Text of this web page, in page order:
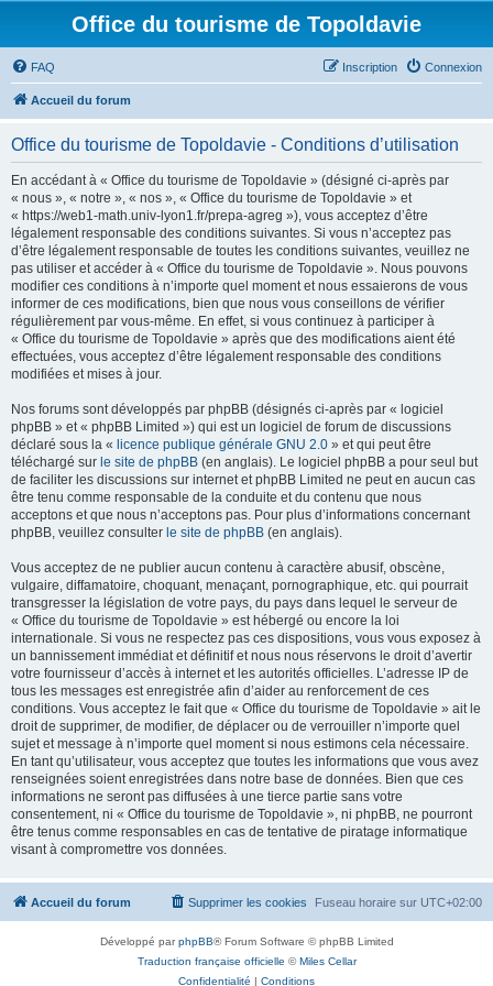
Office du tourisme de Topoldavie
FAQ Connexion
Inscription
Accueil du forum
Office du tourisme de Topoldavie - Conditions d’utilisation
En accédant à « Office du tourisme de Topoldavie » (désigné ci-après par
« nous », « notre », « nos », « Office du tourisme de Topoldavie » et
« https://web1-math.univ-lyon1.fr/prepa-agreg »), vous acceptez d’être
légalement responsable des conditions suivantes. Si vous n’acceptez pas
d’être légalement responsable de toutes les conditions suivantes, veuillez ne
pas utiliser et accéder à « Office du tourisme de Topoldavie ». Nous pouvons
modifier ces conditions à n’importe quel moment et nous essaierons de vous
informer de ces modifications, bien que nous vous conseillons de vérifier
régulièrement par vous-même. En effet, si vous continuez à participer à
« Office du tourisme de Topoldavie » après que des modifications aient été
effectuées, vous acceptez d’être légalement responsable des conditions
modifiées et mises à jour.
Nos forums sont développés par phpBB (désignés ci-après par « logiciel
phpBB » et « phpBB Limited ») qui est un logiciel de forum de discussions
déclaré sous la « licence publique générale GNU 2.0 » et qui peut être
téléchargé sur le site de phpBB (en anglais). Le logiciel phpBB a pour seul but
de faciliter les discussions sur internet et phpBB Limited ne peut en aucun cas
être tenu comme responsable de la conduite et du contenu que nous
acceptons et que nous n’acceptons pas. Pour plus d’informations concernant
phpBB, veuillez consulter le site de phpBB (en anglais).
Vous acceptez de ne publier aucun contenu à caractère abusif, obscène,
vulgaire, diffamatoire, choquant, menaçant, pornographique, etc. qui pourrait
transgresser la législation de votre pays, du pays dans lequel le serveur de
« Office du tourisme de Topoldavie » est hébergé ou encore la loi
internationale. Si vous ne respectez pas ces dispositions, vous vous exposez à
un bannissement immédiat et définitif et nous nous réservons le droit d’avertir
votre fournisseur d’accès à internet et les autorités officielles. L’adresse IP de
tous les messages est enregistrée afin d’aider au renforcement de ces
conditions. Vous acceptez le fait que « Office du tourisme de Topoldavie » ait le
droit de supprimer, de modifier, de déplacer ou de verrouiller n’importe quel
sujet et message à n’importe quel moment si nous estimons cela nécessaire.
En tant qu’utilisateur, vous acceptez que toutes les informations que vous avez
renseignées soient enregistrées dans notre base de données. Bien que ces
informations ne seront pas diffusées à une tierce partie sans votre
consentement, ni « Office du tourisme de Topoldavie », ni phpBB, ne pourront
être tenus comme responsables en cas de tentative de piratage informatique
visant à compromettre vos données.
Accueil du forum Fuseau horaire sur UTC+02:00
Supprimer les cookies
Développé parphpBB® Forum Software © phpBB Limited
Traduction française officielle ©Miles Cellar
Confidentialité | Conditions